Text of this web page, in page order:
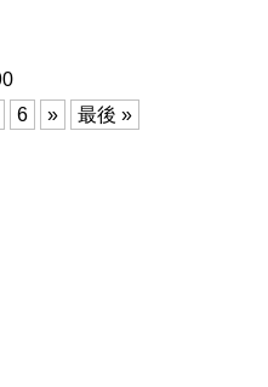
6 » 最後 »